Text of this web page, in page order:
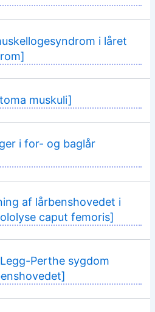
i låret
muskuli]
i for- og baglår
af lårbenshovedet i
caput femoris]
Perthe sygdom